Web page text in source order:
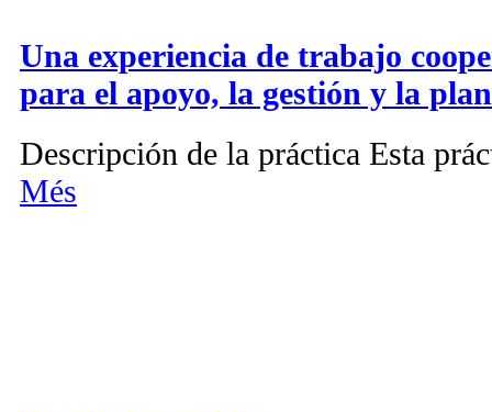
Una experiencia de trabajo
para el apoyo, la gestión y la
Descripción de la práctica Esta
Més